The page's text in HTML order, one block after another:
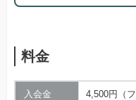
料金
入会金 4,500円（